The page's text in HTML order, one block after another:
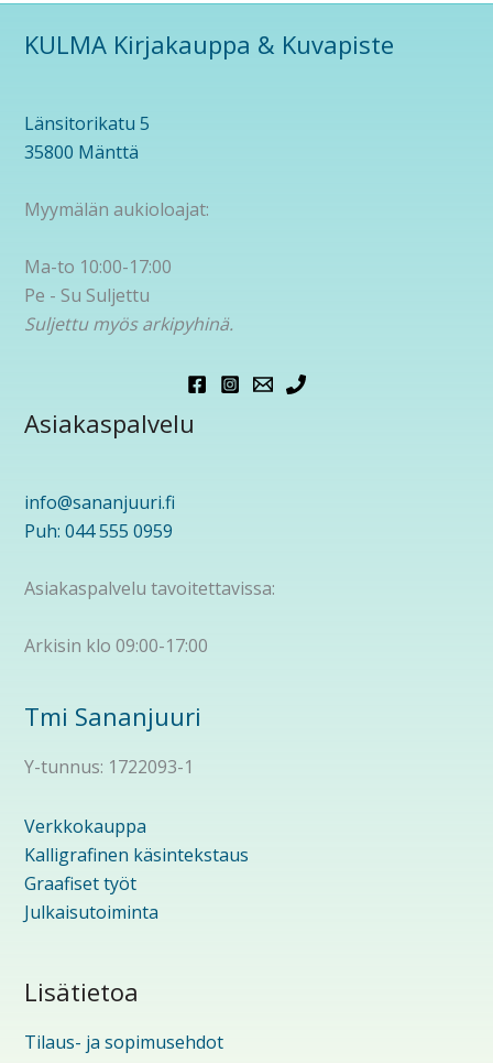
KULMA Kirjakauppa & Kuvapiste
Länsitorikatu 5
35800 Mänttä
Myymälän aukioloajat:
Ma-to 10:00-17:00
Pe - Su Suljettu
Suljettu myös arkipyhinä.
Asiakaspalvelu
info@sananjuuri.fi
Puh: 044 555 0959
Asiakaspalvelu tavoitettavissa:
Arkisin klo 09:00-17:00
Tmi Sananjuuri
Y-tunnus: 1722093-1
Verkkokauppa
Kalligrafinen käsintekstaus
Graafiset työt
Julkaisutoiminta
Lisätietoa
Tilaus- ja sopimusehdot